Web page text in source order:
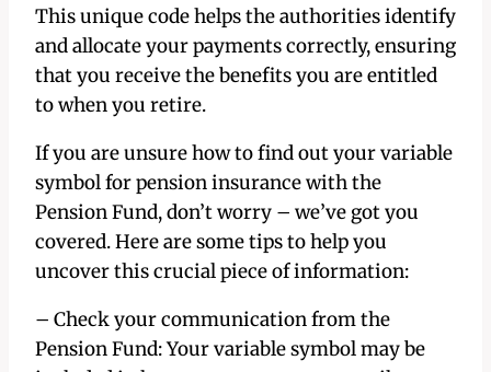
This unique code helps the authorities identify
and allocate your payments correctly, ensuring
that you receive the benefits you are entitled
to when you retire.
If you are unsure how to find out your variable
symbol for pension insurance with the
Pension Fund, don’t worry – we’ve got you
covered. Here are some tips to help you
uncover this crucial piece of information:
– Check your communication from the
Pension Fund: Your variable symbol may be